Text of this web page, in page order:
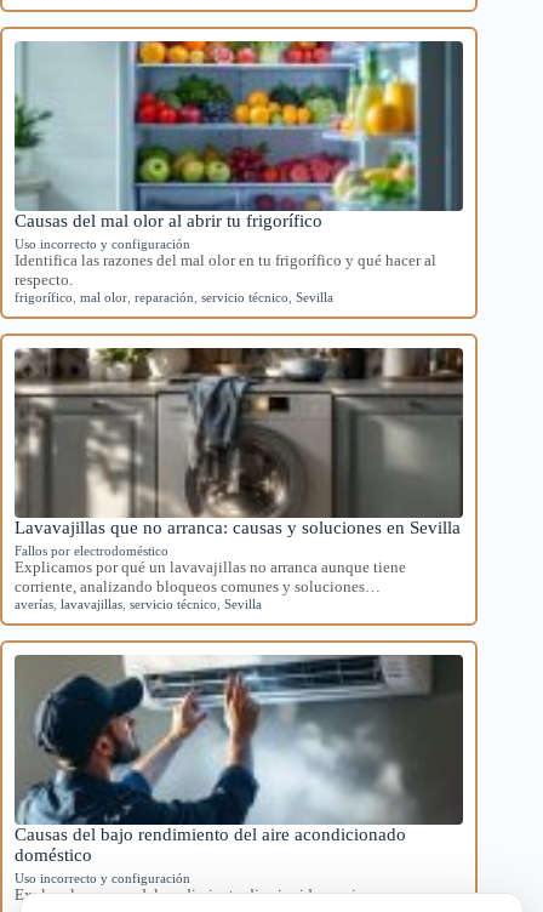
Causas del mal olor al abrir tu frigorífico
Uso incorrecto y configuración
Identifica las razones del mal olor en tu frigorífico y qué hacer al
respecto.
frigorífico mal olor reparación servicio técnico Sevilla
Lavavajillas que no arranca: causas y soluciones en Sevilla
Fallos por electrodoméstico
Explicamos por qué un lavavajillas no arranca aunque tiene
corriente, analizando bloqueos comunes y soluciones…
averías lavavajillas servicio técnico Sevilla
Causas del bajo rendimiento del aire acondicionado
doméstico
Uso incorrecto y configuración
Explora las causas del rendimiento disminuido en aires